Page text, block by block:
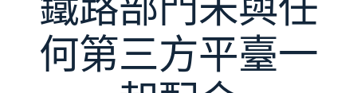
鐵路部門未與任
何第三方平臺一